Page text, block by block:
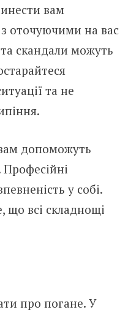
вам
оточуючими на вас
скандали можуть
та не
допоможуть
Професійні
у собі.
що всі складнощі
про погане. У